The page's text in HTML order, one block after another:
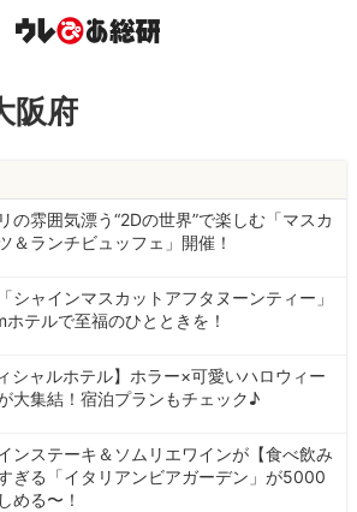
阪府
の雰囲気漂う“2Dの世界”で楽しむ「マスカ
＆ランチビュッフェ」開催！
シャインマスカットアフタヌーンティー」
テルで至福のひとときを！
シャルホテル】ホラー×可愛いハロウィー
大集結！宿泊プランもチェック♪
ンステーキ＆ソムリエワインが【食べ飲み
ぎる「イタリアンビアガーデン」が5000
める〜！